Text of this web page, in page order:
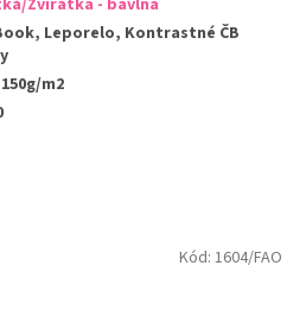
Kód: 1604/FAO
Zvířátka - bavlna
Leporelo, Kontrastné ČB
m2